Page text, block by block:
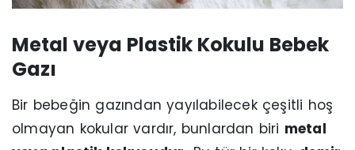
Metal veya Plastik Kokulu Bebek
Gazı
Bir bebeğin gazından yayılabilecek çeşitli hoş
olmayan kokular vardır, bunlardan biri metal